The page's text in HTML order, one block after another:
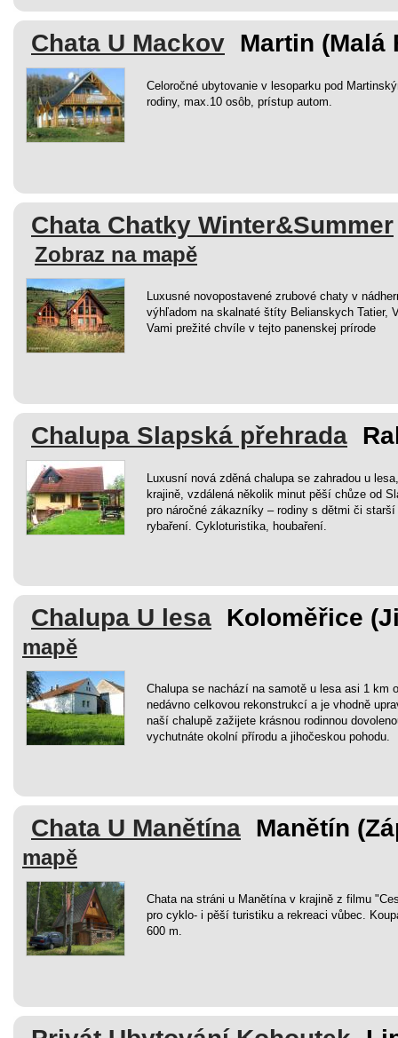
Chata U Mackov Martin (Malá
Celoročné ubytovanie v lesoparku pod
rodiny, max.10 osôb, prístup autom.
Chata Chatky Winter&Summer
Zobraz na mapě
Luxusné novopostavené zrubové chaty v
výhľadom na skalnaté štíty Belianskych Tatier,
Vami prežité chvíle v tejto panenskej prírode
Chalupa Slapská přehrada
Luxusní nová zděná chalupa se zahradou u
krajině, vzdálená několik minut pěší chůze od
pro náročné zákazníky – rodiny s dětmi či
rybaření. Cykloturistika, houbaření.
Chalupa U lesa Koloměřice
mapě
Chalupa se nachází na samotě u lesa asi 1 km
nedávno celkovou rekonstrukcí a je vhodně
naší chalupě zažijete krásnou rodinnou
vychutnáte okolní přírodu a jihočeskou pohodu.
Chata U Manětína Manětín
mapě
Chata na stráni u Manětína v krajině z filmu
pro cyklo- i pěší turistiku a rekreaci vůbec.
600 m.